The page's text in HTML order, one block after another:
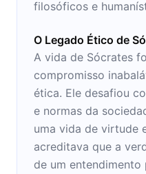
filosóficos e
O Legado Ético de
A vida de Sócrates
compromisso
ética. Ele desafiou
e normas da
uma vida de virtude
acreditava que a
de um